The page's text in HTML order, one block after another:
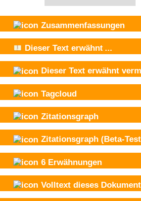
Zusammenfassungen
Dieser Text erwähnt ...
Dieser Text erwähnt
Tagcloud
Zitationsgraph
Zitationsgraph (Beta-
6 Erwähnungen
Volltext dieses